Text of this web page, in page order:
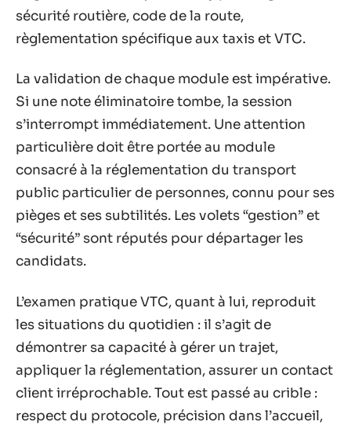
sécurité routière, code de la route,
règlementation spécifique aux taxis et VTC.
La validation de chaque module est impérative.
Si une note éliminatoire tombe, la session
s’interrompt immédiatement. Une attention
particulière doit être portée au module
consacré à la réglementation du transport
public particulier de personnes, connu pour ses
pièges et ses subtilités. Les volets “gestion” et
“sécurité” sont réputés pour départager les
candidats.
L’examen pratique VTC, quant à lui, reproduit
les situations du quotidien : il s’agit de
démontrer sa capacité à gérer un trajet,
appliquer la réglementation, assurer un contact
client irréprochable. Tout est passé au crible :
respect du protocole, précision dans l’accueil,